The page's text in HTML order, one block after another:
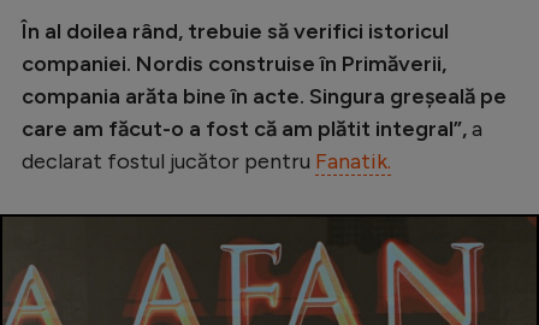
În al doilea rând, trebuie să verifici istoricul
companiei. Nordis construise în Primăverii,
compania arăta bine în acte. Singura greșeală pe
care am făcut-o a fost că am plătit integral”,a
declarat fostul jucător pentru Fanatik.